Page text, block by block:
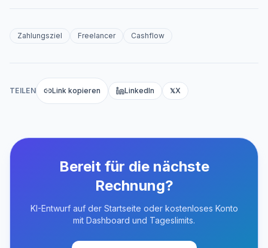
Zahlungsziel Freelancer Cashflow
TEILEN Link kopieren LinkedIn 𝕏X
Bereit für die nächste
Rechnung?
KI-Entwurf auf der Startseite oder kostenloses Konto
mit Dashboard und Tageslimits.